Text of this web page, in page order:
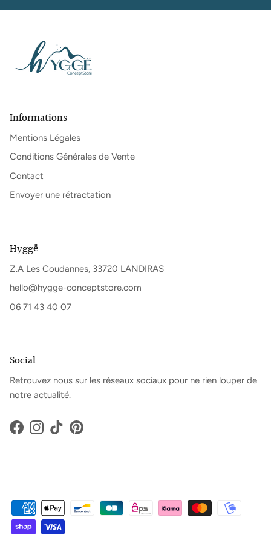
Informations
Mentions Légales
Conditions Générales de Vente
Contact
Envoyer une rétractation
Hyggë
Z.A Les Coudannes, 33720 LANDIRAS
hello@hygge-conceptstore.com
06 71 43 40 07
Social
Retrouvez nous sur les réseaux sociaux pour ne rien louper de
notre actualité.
FacebookInstagram
TikTokPinterest